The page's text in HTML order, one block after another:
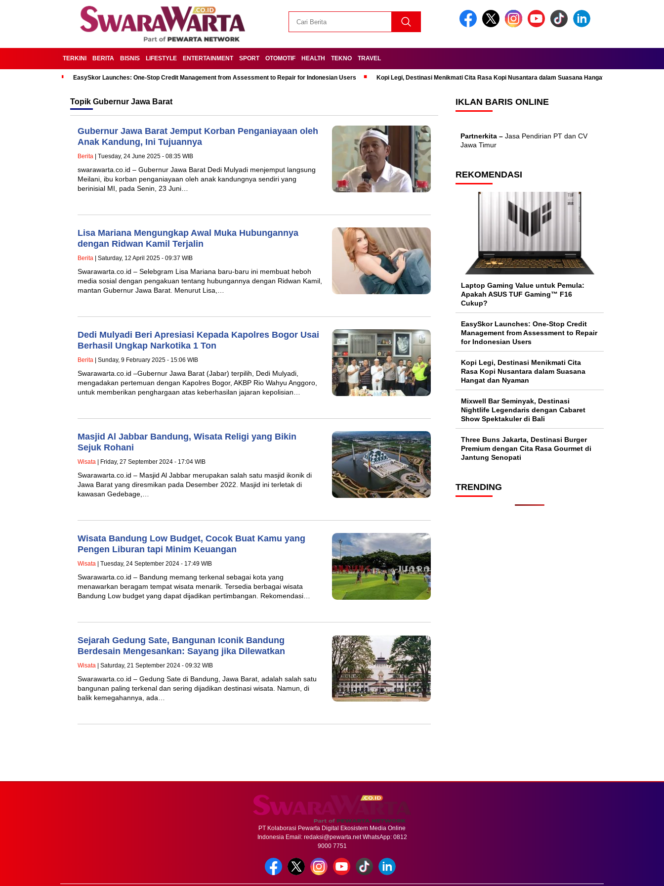
TERKINI BERITA BISNIS LIFESTYLE ENTERTAINMENT SPORT OTOMOTIF HEALTH TEKNO TRAVEL
EasySkor Launches: One-Stop Credit Management from Assessment to Repair for Indonesian Users Kopi Legi, Destinasi Menikmati Cita Rasa Kopi Nusantara dalam Suasana Hangat dan Nyaman
Topik Gubernur Jawa Barat
Gubernur Jawa Barat Jemput Korban Penganiayaan oleh
Anak Kandung, Ini Tujuannya
Berita | Tuesday, 24 June 2025 - 08:35 WIB
swarawarta.co.id – Gubernur Jawa Barat Dedi Mulyadi menjemput langsung
Meilani, ibu korban penganiayaan oleh anak kandungnya sendiri yang
berinisial MI, pada Senin, 23 Juni…
Lisa Mariana Mengungkap Awal Muka Hubungannya
dengan Ridwan Kamil Terjalin
Berita | Saturday, 12 April 2025 - 09:37 WIB
Swarawarta.co.id – Selebgram Lisa Mariana baru-baru ini membuat heboh
media sosial dengan pengakuan tentang hubungannya dengan Ridwan Kamil,
mantan Gubernur Jawa Barat. Menurut Lisa,…
Dedi Mulyadi Beri Apresiasi Kepada Kapolres Bogor Usai
Berhasil Ungkap Narkotika 1 Ton
Berita | Sunday, 9 February 2025 - 15:06 WIB
Swarawarta.co.id –Gubernur Jawa Barat (Jabar) terpilih, Dedi Mulyadi,
mengadakan pertemuan dengan Kapolres Bogor, AKBP Rio Wahyu Anggoro,
untuk memberikan penghargaan atas keberhasilan jajaran kepolisian…
Masjid Al Jabbar Bandung, Wisata Religi yang Bikin
Sejuk Rohani
Wisata | Friday, 27 September 2024 - 17:04 WIB
Swarawarta.co.id – Masjid Al Jabbar merupakan salah satu masjid ikonik di
Jawa Barat yang diresmikan pada Desember 2022. Masjid ini terletak di
kawasan Gedebage,…
Wisata Bandung Low Budget, Cocok Buat Kamu yang
Pengen Liburan tapi Minim Keuangan
Wisata | Tuesday, 24 September 2024 - 17:49 WIB
Swarawarta.co.id – Bandung memang terkenal sebagai kota yang
menawarkan beragam tempat wisata menarik. Tersedia berbagai wisata
Bandung Low budget yang dapat dijadikan pertimbangan. Rekomendasi…
Sejarah Gedung Sate, Bangunan Iconik Bandung
Berdesain Mengesankan: Sayang jika Dilewatkan
Wisata | Saturday, 21 September 2024 - 09:32 WIB
Swarawarta.co.id – Gedung Sate di Bandung, Jawa Barat, adalah salah satu
bangunan paling terkenal dan sering dijadikan destinasi wisata. Namun, di
balik kemegahannya, ada…
IKLAN BARIS ONLINE
Partnerkita – Jasa Pendirian PT dan CV
Jawa Timur
REKOMENDASI
Laptop Gaming Value untuk Pemula:
Apakah ASUS TUF Gaming™ F16
Cukup?
EasySkor Launches: One-Stop Credit
Management from Assessment to Repair
for Indonesian Users
Kopi Legi, Destinasi Menikmati Cita
Rasa Kopi Nusantara dalam Suasana
Hangat dan Nyaman
Mixwell Bar Seminyak, Destinasi
Nightlife Legendaris dengan Cabaret
Show Spektakuler di Bali
Three Buns Jakarta, Destinasi Burger
Premium dengan Cita Rasa Gourmet di
Jantung Senopati
TRENDING
PT Kolaborasi Pewarta Digital Ekosistem Media Online
Indonesia Email: redaksi@pewarta.netWhatsApp: 0812
9000 7751